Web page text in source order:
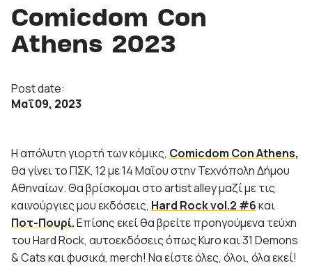
Comicdom Con
Athens 2023
Post date:
Μαΐ 09, 2023
Η απόλυτη γιορτή των κόμικς, Comicdom Con Athens,
θα γίνει το ΠΣΚ, 12 με 14 Μαΐου στην Τεχνόπολη Δήμου
Αθηναίων. Θα βρίσκομαι στο artist alley μαζί με τις
καινούργιες μου εκδόσεις, Hard Rock vol.2 #6και
Ποτ-Πουρί.Επίσης εκεί θα βρείτε προηγούμενα τεύχη
του Hard Rock, αυτοεκδόσεις όπως Kuro και 31 Demons
& Cats και φυσικά, merch! Να είστε όλες, όλοι, όλα εκεί!